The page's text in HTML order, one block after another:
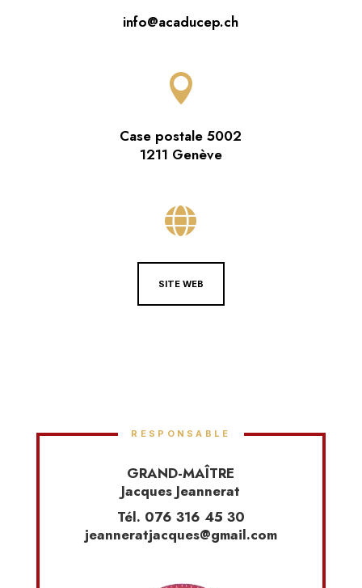
info@acaducep.ch

Case postale 5002
1211 Genève

SITE WEB
RESPONSABLE
GRAND-MAÎTRE
Jacques Jeannerat
Tél. 076 316 45 30
jeanneratjacques@gmail.com